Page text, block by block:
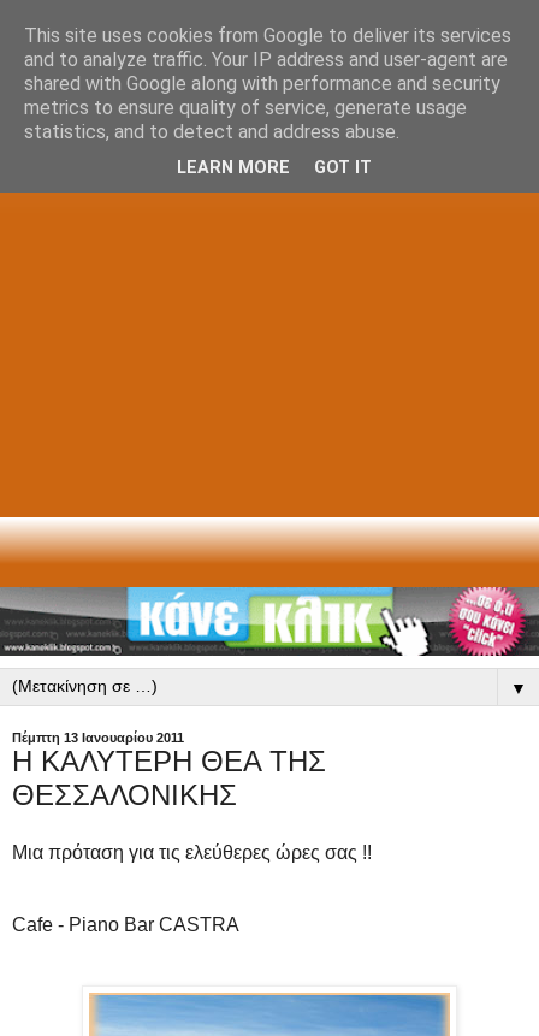
▼
Πέμπτη 13 Ιανουαρίου 2011
Η ΚΑΛΥΤΕΡΗ ΘΕΑ ΤΗΣ
ΘΕΣΣΑΛΟΝΙΚΗΣ
Μια πρόταση για τις ελεύθερες ώρες σας !!
Cafe - Piano Bar CASTRA
This site uses cookies from Google to deliver its services
and to analyze traffic. Your IP address and user-agent are
shared with Google along with performance and security
metrics to ensure quality of service, generate usage
statistics, and to detect and address abuse.
LEARN MORE GOT IT